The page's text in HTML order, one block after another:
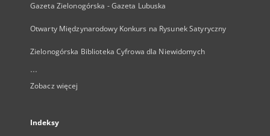
Gazeta Zielonogórska - Gazeta Lubuska
Otwarty Międzynarodowy Konkurs na Rysunek Satyryczny
Zielonogórska Biblioteka Cyfrowa dla Niewidomych
...
Zobacz więcej
Indeksy